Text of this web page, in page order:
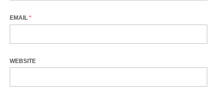
EMAIL *
WEBSITE